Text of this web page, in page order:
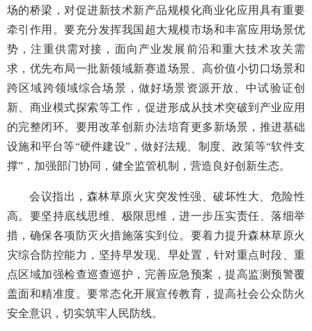
场的桥梁，对促进新技术新产品规模化商业化应用具有重要
牵引作用。要充分发挥我国超大规模市场和丰富应用场景优
势，注重供需对接，面向产业发展前沿和重大技术攻关需
求，优先布局一批新领域新赛道场景、高价值小切口场景和
跨区域跨领域综合场景，做好场景资源开放、中试验证创
新、商业模式探索等工作，促进形成从技术突破到产业应用
的完整闭环。要用改革创新办法培育更多新场景，推进基础
设施和平台等“硬件建设”，做好法规、制度、政策等“软件支
撑”，加强部门协同，健全监管机制，营造良好创新生态。
会议指出，森林草原火灾突发性强、破坏性大、危险性
高。要坚持底线思维、极限思维，进一步压实责任、落细举
措，确保各项防灭火措施落实到位。要着力提升森林草原火
灾综合防控能力，坚持早发现、早处置，针对重点时段、重
点区域加强检查巡查巡护，完善应急预案，提高监测预警覆
盖面和精准度。要常态化开展宣传教育，提高社会公众防火
安全意识，切实筑牢人民防线。